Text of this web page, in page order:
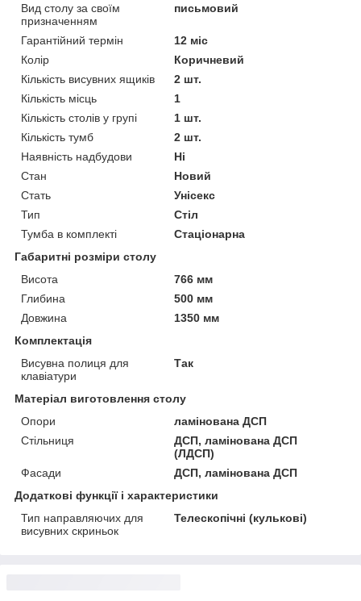
Вид столу за своїм
призначенням
письмовий
Гарантійний термін
12 міс
Колір
Коричневий
Кількість висувних ящиків
2 шт.
Кількість місць
1
Кількість столів у групі
1 шт.
Кількість тумб
2 шт.
Наявність надбудови
Ні
Стан
Новий
Стать
Унісекс
Тип
Стіл
Тумба в комплекті
Стаціонарна
Габаритні розміри столу
Висота
766 мм
Глибина
500 мм
Довжина
1350 мм
Комплектація
Висувна полиця для
клавіатури
Так
Матеріал виготовлення столу
Опори
ламінована ДСП
Стільниця
ДСП, ламінована ДСП
(ЛДСП)
Фасади
ДСП, ламінована ДСП
Додаткові функції і характеристики
Тип направляючих для
висувних скриньок
Телескопічні (кулькові)